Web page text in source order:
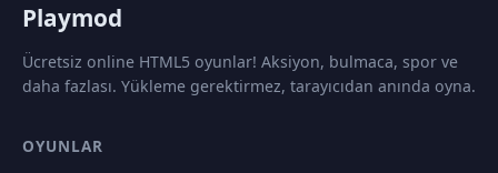
Playmod
Ücretsiz online HTML5 oyunlar! Aksiyon, bulmaca, spor ve
daha fazlası. Yükleme gerektirmez, tarayıcıdan anında oyna.
OYUNLAR